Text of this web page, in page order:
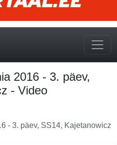
2016 - 3. päev,
- Video
- 3. päev, SS14, Kajetanowicz